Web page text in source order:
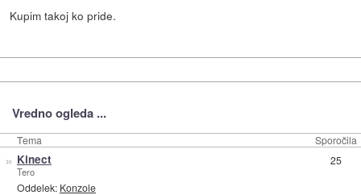
Kupim takoj ko pride.
Vredno ogleda ...
Tema Sporočila
» Kinect
Tero
Oddelek: Konzole
25